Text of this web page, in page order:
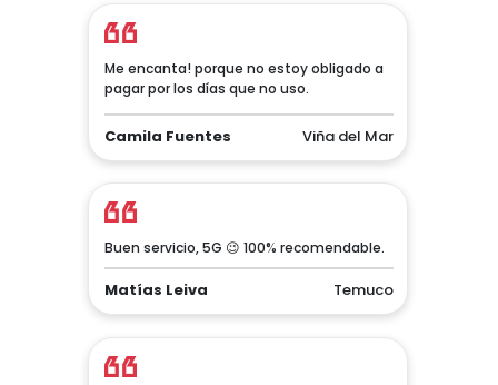
Me encanta! porque no estoy obligado a
pagar por los días que no uso.
Camila Fuentes Viña del Mar
Buen servicio, 5G 😉 100% recomendable.
Matías Leiva Temuco